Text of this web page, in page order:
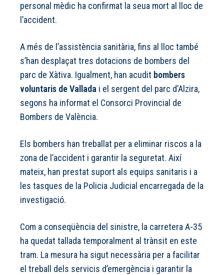
personal mèdic ha confirmat la seua mort al lloc de
l’accident.
A més de l’assistència sanitària, fins al lloc també
s’han desplaçat tres dotacions de bombers del
parc de Xàtiva. Igualment, han acudit bombers
voluntaris de Vallada i el sergent del parc d’Alzira,
segons ha informat el Consorci Provincial de
Bombers de València.
Els bombers han treballat per a eliminar riscos a la
zona de l’accident i garantir la seguretat. Així
mateix, han prestat suport als equips sanitaris i a
les tasques de la Policia Judicial encarregada de la
investigació.
Com a conseqüència del sinistre, la carretera A-35
ha quedat tallada temporalment al trànsit en este
tram. La mesura ha sigut necessària per a facilitar
el treball dels servicis d’emergència i garantir la